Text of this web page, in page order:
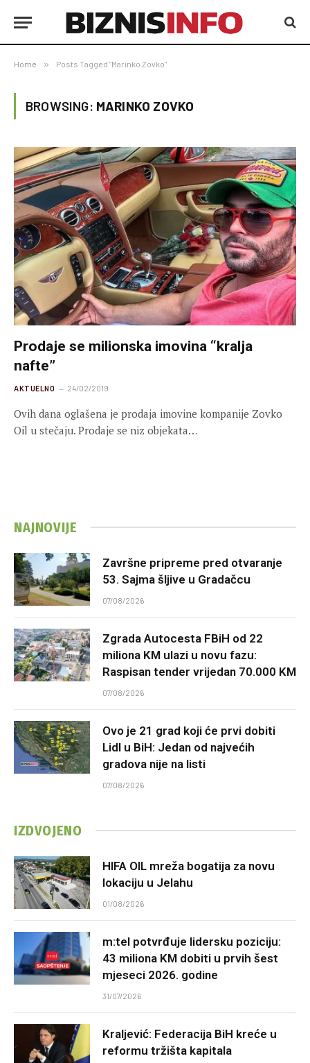
Home » Posts Tagged "Marinko Zovko"
BROWSING: MARINKO ZOVKO
Prodaje se milionska imovina “kralja
nafte”
AKTUELNO 24/02/2019
Ovih dana oglašena je prodaja imovine kompanije Zovko
Oil u stečaju. Prodaje se niz objekata…
NAJNOVIJE
Završne pripreme pred otvaranje
53. Sajma šljive u Gradačcu
07/08/2026
Zgrada Autocesta FBiH od 22
miliona KM ulazi u novu fazu:
Raspisan tender vrijedan 70.000 KM
07/08/2026
Ovo je 21 grad koji će prvi dobiti
Lidl u BiH: Jedan od najvećih
gradova nije na listi
07/08/2026
IZDVOJENO
HIFA OIL mreža bogatija za novu
lokaciju u Jelahu
01/08/2026
m:tel potvrđuje lidersku poziciju:
43 miliona KM dobiti u prvih šest
mjeseci 2026. godine
31/07/2026
Kraljević: Federacija BiH kreće u
reformu tržišta kapitala